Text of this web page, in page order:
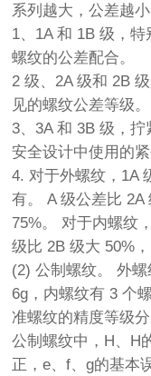
系列越大，公差越小
1、1A 和 1B 级，
螺纹的公差配合。
2 级、2A 级和 2B
见的螺纹公差等级。
3、3A 和 3B 级，
安全设计中使用的紧
4. 对于外螺纹，1A
有。 A 级公差比 2A
75%。 对于内螺纹
级比 2B 级大 50%
(2) 公制螺纹。 外
6g，内螺纹有 3 个
准螺纹的精度等级
公制螺纹中，H、H
正，e、f、g的基本